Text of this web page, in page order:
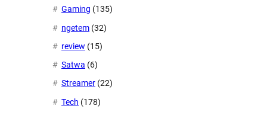
Gaming (135)
ngetem (32)
review (15)
Satwa (6)
Streamer (22)
Tech (178)